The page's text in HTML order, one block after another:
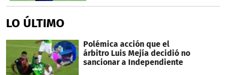
LO ÚLTIMO
Polémica acción que el
árbitro Luis Mejía decidió no
sancionar a Independiente